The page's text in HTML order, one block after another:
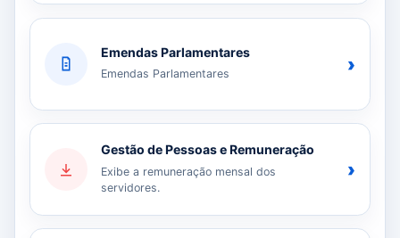
Emendas Parlamentares
Emendas Parlamentares ›
Gestão de Pessoas e Remuneração
Exibe a remuneração mensal dos
servidores.
›